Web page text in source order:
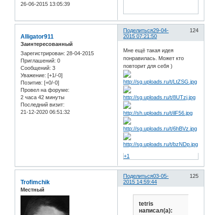
26-06-2015 13:05:39
Поделиться 124
29-04-
2015 07:21:50
Alligator911
Заинтересованный
Зарегистрирован: 28-04-2015
Приглашений: 0
Сообщений: 3
Уважение: [+1/-0]
Позитив: [+0/-0]
Провел на форуме:
2 часа 42 минуты
Последний визит:
21-12-2020 06:51:32
Мне ещё такая идея
понравилась. Может кто
повторит для себя )
+1
Поделиться 125
03-05-
2015 14:59:44
Trofimchik
Местный
tetris
написал(а):